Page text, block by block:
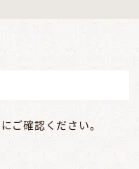
ご確認ください。